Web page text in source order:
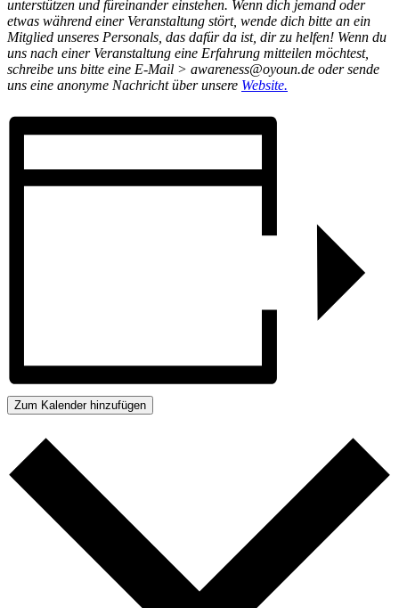
unterstützen und füreinander einstehen. Wenn dich jemand oder
etwas während einer Veranstaltung stört, wende dich bitte an ein
Mitglied unseres Personals, das dafür da ist, dir zu helfen! Wenn du
uns nach einer Veranstaltung eine Erfahrung mitteilen möchtest,
schreibe uns bitte eine E-Mail > awareness@oyoun.de oder sende
uns eine anonyme Nachricht über unsere Website.
Zum Kalender hinzufügen